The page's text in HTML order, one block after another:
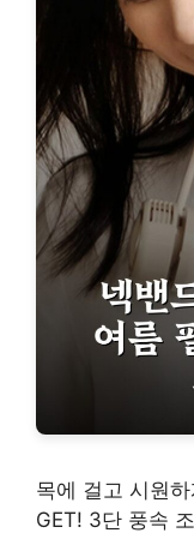
목에 걸고 시원
GET! 3단 풍속